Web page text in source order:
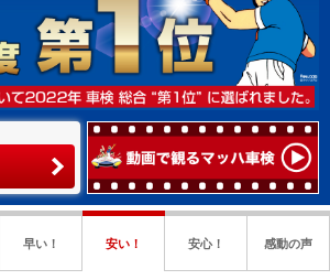
早い！ 安い！ 安心！ 感動の声